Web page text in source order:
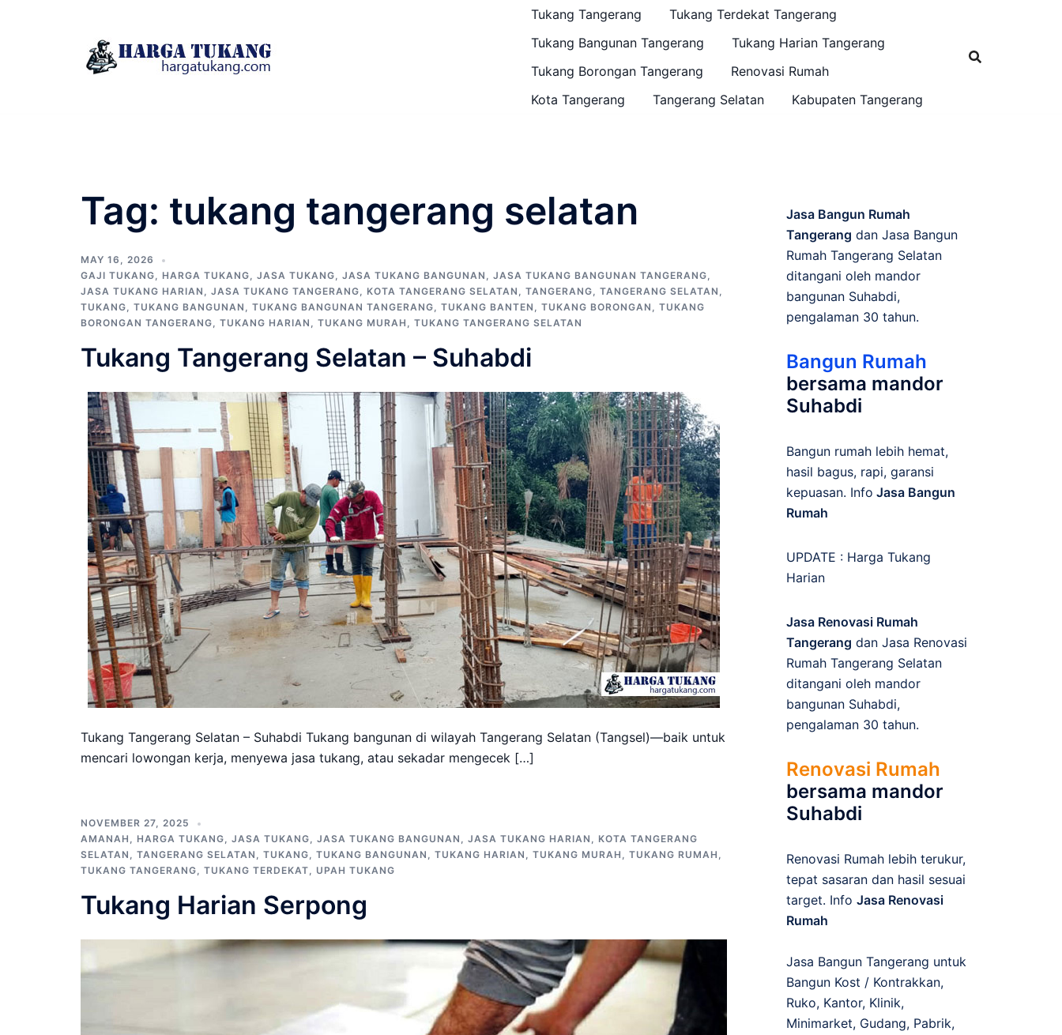
Tukang Tangerang
Tukang Terdekat Tangerang
Tukang Bangunan Tangerang
Tukang Harian Tangerang
Tukang Borongan Tangerang
Renovasi Rumah
Kota Tangerang
Tangerang Selatan Kabupaten Tangerang
Tag: tukang tangerang selatan
MAY 16, 2026
GAJI TUKANG, HARGA TUKANG, JASA TUKANG, JASA TUKANG BANGUNAN , JASA TUKANG BANGUNAN TANGERANG,
JASA TUKANG HARIAN , JASA TUKANG TANGERANG, KOTA TANGERANG SELATAN , TANGERANG, TANGERANG SELATAN ,
TUKANG, TUKANG BANGUNAN , TUKANG BANGUNAN TANGERANG, TUKANG BANTEN , TUKANG BORONGAN , TUKANG
BORONGAN TANGERANG, TUKANG HARIAN , TUKANG MURAH , TUKANG TANGERANG SELATAN
Tukang Tangerang Selatan – Suhabdi
Tukang Tangerang Selatan – Suhabdi Tukang bangunan di wilayah Tangerang Selatan (Tangsel)—baik untuk
mencari lowongan kerja, menyewa jasa tukang, atau sekadar mengecek […]
NOVEMBER 27, 2025
AMANAH , HARGA TUKANG, JASA TUKANG, JASA TUKANG BANGUNAN , JASA TUKANG HARIAN , KOTA TANGERANG
SELATAN , TANGERANG SELATAN , TUKANG, TUKANG BANGUNAN , TUKANG HARIAN , TUKANG MURAH , TUKANG RUMAH ,
TUKANG TANGERANG, TUKANG TERDEKAT, UPAH TUKANG
Tukang Harian Serpong
Jasa Bangun Rumah
Tangerang dan Jasa Bangun
Rumah Tangerang Selatan
ditangani oleh mandor
bangunan Suhabdi,
pengalaman 30 tahun.
Bangun Rumah
bersama mandor
Suhabdi
Bangun rumah lebih hemat,
hasil bagus, rapi, garansi
kepuasan. Info Jasa Bangun
Rumah
UPDATE : Harga Tukang
Harian
Jasa Renovasi Rumah
Tangerang dan Jasa Renovasi
Rumah Tangerang Selatan
ditangani oleh mandor
bangunan Suhabdi,
pengalaman 30 tahun.
Renovasi Rumah
bersama mandor
Suhabdi
Renovasi Rumah lebih terukur,
tepat sasaran dan hasil sesuai
target. Info Jasa Renovasi
Rumah
Jasa Bangun Tangerang untuk
Bangun Kost / Kontrakkan,
Ruko, Kantor, Klinik,
Minimarket, Gudang, Pabrik,